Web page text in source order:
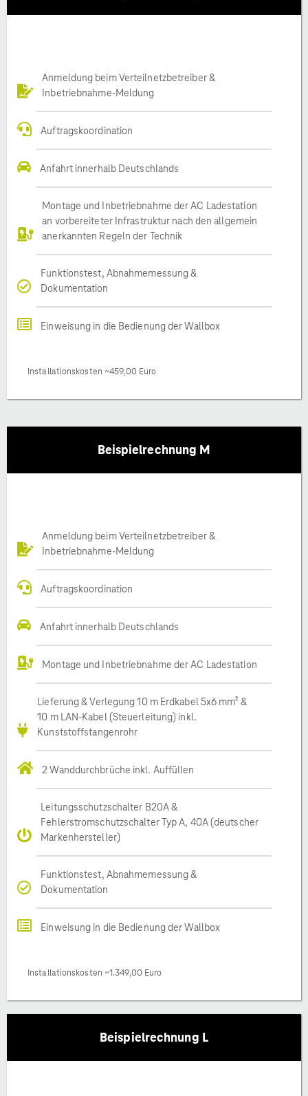
Anmeldung beim Verteilnetzbetreiber &
Inbetriebnahme-Meldung
Auftragskoordination
Anfahrt innerhalb Deutschlands
Montage und Inbetriebnahme der AC Ladestation
an vorbereiteter Infrastruktur nach den allgemein
anerkannten Regeln der Technik
Funktionstest, Abnahmemessung &
Dokumentation
Einweisung in die Bedienung der Wallbox
Installationskosten ~459,00 Euro
Beispielrechnung M
Anmeldung beim Verteilnetzbetreiber &
Inbetriebnahme-Meldung
Auftragskoordination
Anfahrt innerhalb Deutschlands
Montage und Inbetriebnahme der AC Ladestation
Lieferung & Verlegung 10 m Erdkabel 5x6 mm² &
10 m LAN-Kabel (Steuerleitung) inkl.
Kunststoffstangenrohr
2 Wanddurchbrüche inkl. Auffüllen
Leitungsschutzschalter B20A &
Fehlerstromschutzschalter Typ A, 40A (deutscher
Markenhersteller)
Funktionstest, Abnahmemessung &
Dokumentation
Einweisung in die Bedienung der Wallbox
Installationskosten ~1.349,00 Euro
Beispielrechnung L